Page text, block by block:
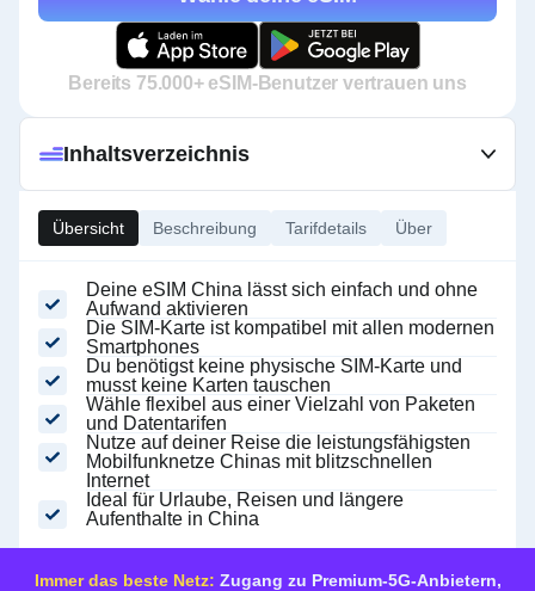
Bereits 75.000+ eSIM-Benutzer vertrauen uns
Übersicht Beschreibung Tarifdetails Über
Deine eSIM China lässt sich einfach und ohne
Aufwand aktivieren
Die SIM-Karte ist kompatibel mit allen modernen
Smartphones
Du benötigst keine physische SIM-Karte und
musst keine Karten tauschen
Wähle flexibel aus einer Vielzahl von Paketen
und Datentarifen
Nutze auf deiner Reise die leistungsfähigsten
Mobilfunknetze Chinas mit blitzschnellen
Internet
Ideal für Urlaube, Reisen und längere
Aufenthalte in China
Inhaltsverzeichnis
Immer das beste Netz: Zugang zu Premium-5G-Anbietern,